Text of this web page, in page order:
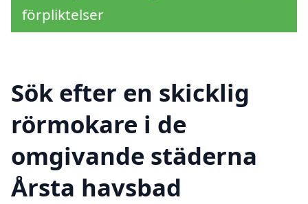
förpliktelser
Sök efter en skicklig
rörmokare i de
omgivande städerna
Årsta havsbad